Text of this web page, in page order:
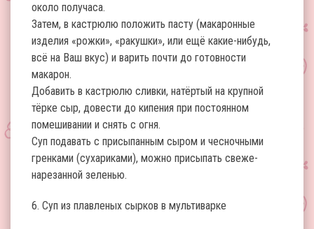
около получаса.
Затем, в кастрюлю положить пасту (макаронные
изделия «рожки», «ракушки», или ещё какие-нибудь,
всё на Ваш вкус) и варить почти до готовности
макарон.
Добавить в кастрюлю сливки, натёртый на крупной
тёрке сыр, довести до кипения при постоянном
помешивании и снять с огня.
Суп подавать с присыпанным сыром и чесночными
гренками (сухариками), можно присыпать свеже-
нарезанной зеленью.
6. Суп из плавленых сырков в мультиварке